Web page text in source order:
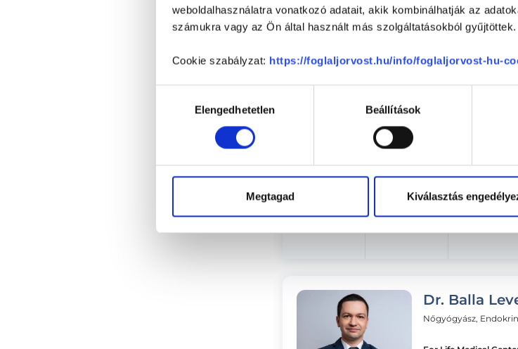
weboldalhasználatra vonatkozó adatait, akik kombinálhatják az
számukra vagy az Ön által használt más szolgáltatásokból gyűjtöttek.
Cookie szabályzat: https://foglaljorvost.hu/info/foglaljorvost-hu-
kiválasztásaElengedhetetlen Beállítások
Megtagad Kiválasztás
Péntek Szombat Vasárnap
Dr. Balla
Nőgyógyász,